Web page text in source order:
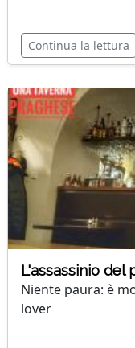
Continua la lettura
L'assassinio del
Niente paura: è
lover